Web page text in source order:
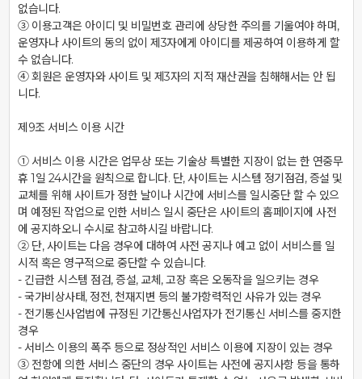
없습니다.
③ 이용고객은 아이디 및 비밀번호 관리에 상당한 주의를 기울여야 하며,
운영자나 사이트의 동의 없이 제3자에게 아이디를 제공하여 이용하게 할
수 없습니다.
④ 회원은 운영자와 사이트 및 제3자의 지적 재산권을 침해해서는 안 됩
니다.
제9조 서비스 이용 시간
① 서비스 이용 시간은 업무상 또는 기술상 특별한 지장이 없는 한 연중무
휴 1일 24시간을 원칙으로 합니다. 단, 사이트는 시스템 정기점검, 증설 및
교체를 위해 사이트가 정한 날이나 시간에 서비스를 일시중단 할 수 있으
며 예정된 작업으로 인한 서비스 일시 중단은 사이트의 홈페이지에 사전
에 공지하오니 수시로 참고하시길 바랍니다.
② 단, 사이트는 다음 경우에 대하여 사전 공지나 예고 없이 서비스를 일
시적 혹은 영구적으로 중단할 수 있습니다.
- 긴급한 시스템 점검, 증설, 교체, 고장 혹은 오동작을 일으키는 경우
- 국가비상사태, 정전, 천재지변 등의 불가항력적인 사유가 있는 경우
- 전기통신사업법에 규정된 기간통신사업자가 전기통신 서비스를 중지한
경우
- 서비스 이용의 폭주 등으로 정상적인 서비스 이용에 지장이 있는 경우
③ 전항에 의한 서비스 중단의 경우 사이트는 사전에 공지사항 등을 통하